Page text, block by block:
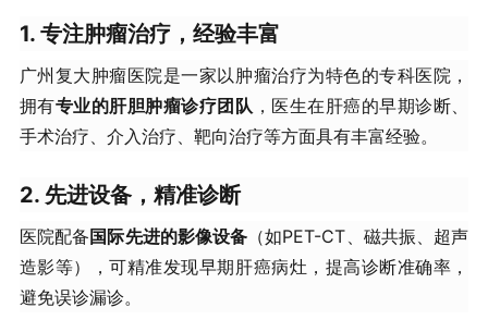
1. 专注肿瘤治疗，经验丰富
广州复大肿瘤医院是一家以肿瘤治疗为特色的专科医院，
拥有专业的肝胆肿瘤诊疗团队 ，医生在肝癌的早期诊断、
手术治疗、介入治疗、靶向治疗等方面具有丰富经验。
2. 先进设备，精准诊断
医院配备 国际先进的影像设备 （如PET-CT、磁共振、超声
造影等），可精准发现早期肝癌病灶，提高诊断准确率，
避免误诊漏诊。